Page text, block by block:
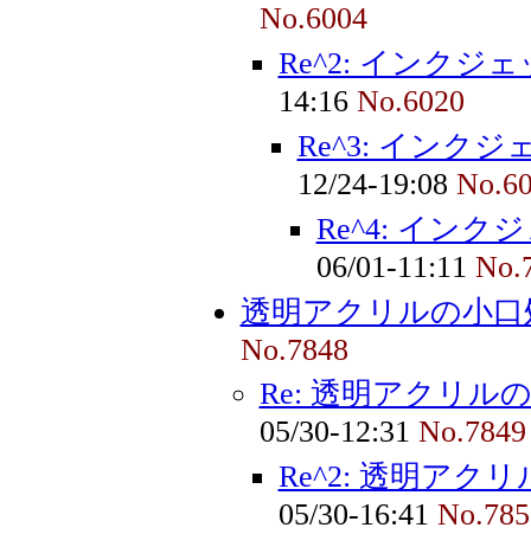
No.6004
Re^2: インクジ
14:16 No.6020
Re^3: インクジ
12/24-19:08
Re^4: インク
06/01-11:11
透明アクリルの小口
No.7848
Re: 透明アクリル
05/30-12:31 No.7849
Re^2: 透明アクリ
05/30-16:41